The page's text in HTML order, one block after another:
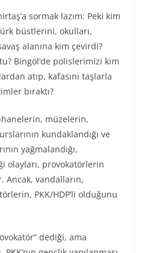
sormak lazım: Peki kim
büstlerini, okulları,
alanına kim çevirdi?
Bingöl’de polislerimizi kim
atıp, kafasını taşlarla
bıraktı?
müzelerin,
kundaklandığı ve
yağmalandığı,
olayları, provokatörlerin
Ancak, vandalların,
PKK/HDP’li olduğunu
dediği, ama